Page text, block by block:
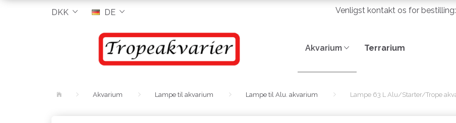
DKK DE Venligst kontakt os for
Akvarium Terrarium
Akvarium Lampe til akvarium Lampe til Alu. akvarium Lampe 63 L Alu/Starter/Trope